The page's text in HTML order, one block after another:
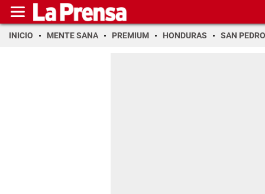
INICIO MENTE SANA PREMIUM HONDURAS SAN PEDRO